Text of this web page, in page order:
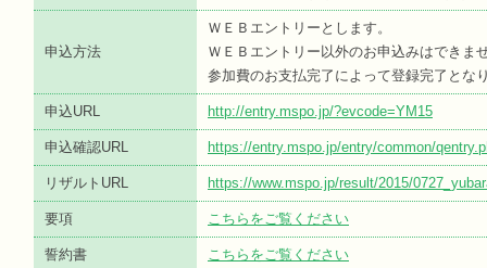
申込方法
ＷＥＢエントリーとします。
ＷＥＢエントリー以外のお申込みはできま
参加費のお支払完了によって登録完了とな
申込URL http://entry.mspo.jp/?evcode=YM15
申込確認URL https://entry.mspo.jp/entry/common/
リザルトURL https://www.mspo.jp/result/2015/
要項 こちらをご覧ください
誓約書 こちらをご覧ください